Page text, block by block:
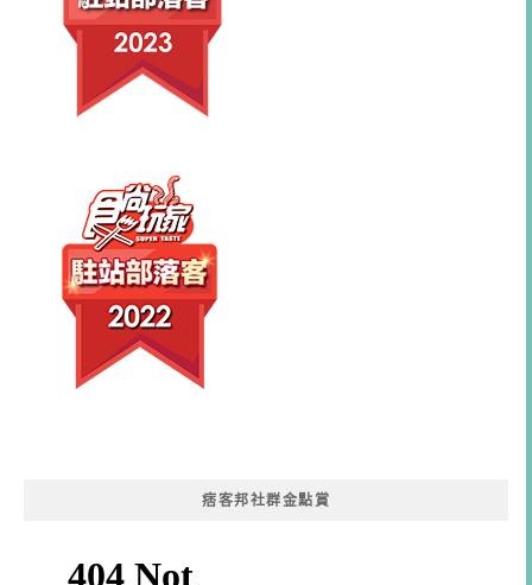
痞客邦社群金點賞